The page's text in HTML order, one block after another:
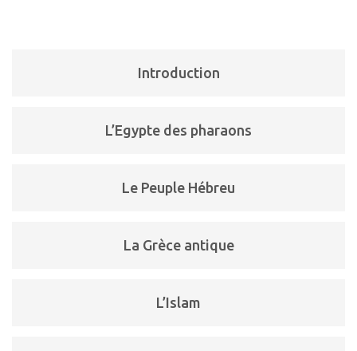
Introduction
L’Egypte des pharaons
Le Peuple Hébreu
La Grèce antique
L’Islam